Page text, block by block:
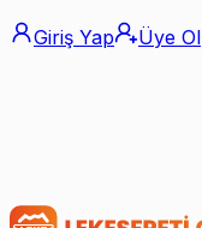
Giriş Yap Üye Ol